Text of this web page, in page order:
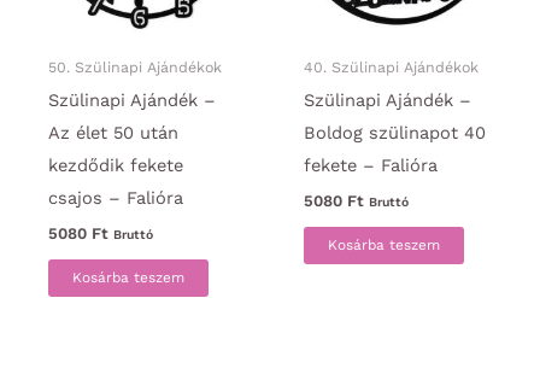
50. Szülinapi Ajándékok
Szülinapi Ajándék –
Az élet 50 után
kezdődik fekete
csajos – Falióra
5080 Ft Bruttó
Kosárba teszem
40. Szülinapi Ajándékok
Szülinapi Ajándék –
Boldog szülinapot 40
fekete – Falióra
5080 Ft Bruttó
Kosárba teszem